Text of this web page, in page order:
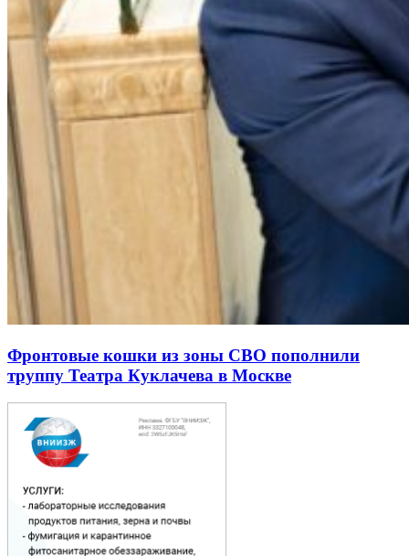
Фронтовые кошки из зоны СВО пополнили
труппу Театра Куклачева в Москве